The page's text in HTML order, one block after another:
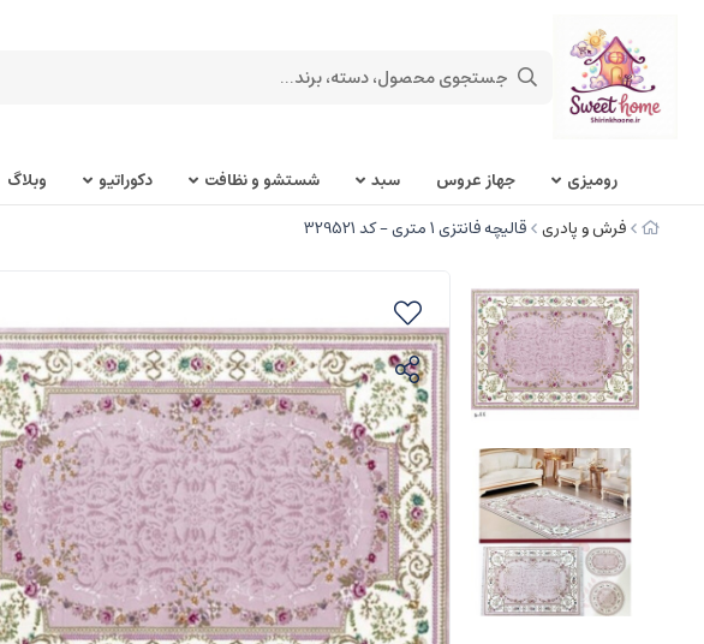
روميزی جهاز عروس سبد شستشو و نظافت دکوراتیو وبلاگ
فرش و پادری قالیچه فانتزی 1 متری - کد 329521